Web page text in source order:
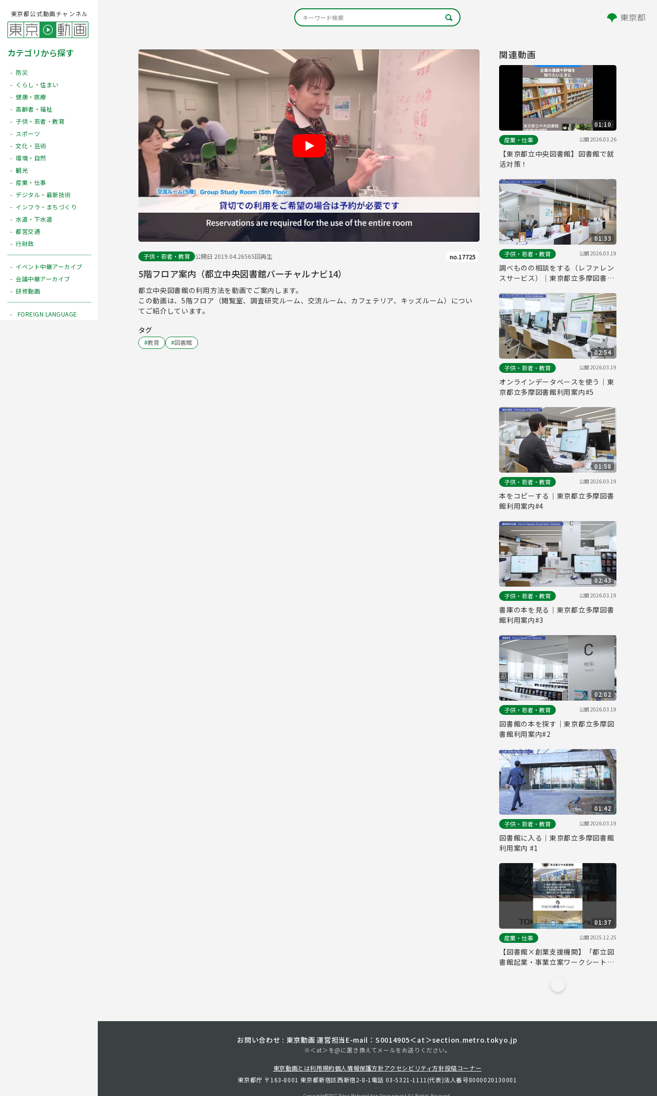
東京都公式動画チャンネル
カテゴリから探す
防災
くらし・住まい
健康・医療
高齢者・福祉
子供・若者・教育
スポーツ
文化・芸術
環境・自然
観光
産業・仕事
デジタル・最新技術
インフラ・まちづくり
水道・下水道
都営交通
行財政
イベント中継アーカイブ
会議中継アーカイブ
研修動画
FOREIGN LANGUAGE
Play
子供・若者・教育 公開日 2019.04.26565回再生 no.17725
5階フロア案内（都立中央図書館バーチャルナビ14）
都立中央図書館の利用方法を動画でご案内します。
この動画は、5階フロア（閲覧室、調査研究ルーム、交流ルーム、カフェテリア、キッズルーム）につい
てご紹介しています。
タグ
#教育 #図書館
関連動画
01:10
産業・仕事
公開2026.03.26
【東京都立中央図書館】図書館で就
活対策！
01:33
子供・若者・教育
公開2026.03.19
調べものの相談をする（レファレン
スサービス）｜東京都立多摩図書館
02:54
子供・若者・教育
公開2026.03.19
オンラインデータベースを使う｜東
京都立多摩図書館利用案内#5
01:58
子供・若者・教育
公開2026.03.19
本をコピーする｜東京都立多摩図書
館利用案内#4
02:43
子供・若者・教育
公開2026.03.19
書庫の本を見る｜東京都立多摩図書
館利用案内#3
02:02
子供・若者・教育
公開2026.03.19
図書館の本を探す｜東京都立多摩図
書館利用案内#2
01:42
子供・若者・教育
公開2026.03.19
図書館に入る｜東京都立多摩図書館
利用案内 #1
01:37
産業・仕事
公開2025.12.25
【図書館×創業支援機関】「都立図
書館起業・事業立案ワークシート」
お問い合わせ : 東京動画 運営担当 E-mail：S0014905＜at＞section.metro.tokyo.jp
※＜at＞を@に置き換えてメールをお送りください。
東京動画とは利用規約個人情報保護方針アクセシビリティ方針投稿コーナー
東京都庁 〒163-8001 東京都新宿区西新宿2-8-1 電話 03-5321-1111(代表)法人番号8000020130001